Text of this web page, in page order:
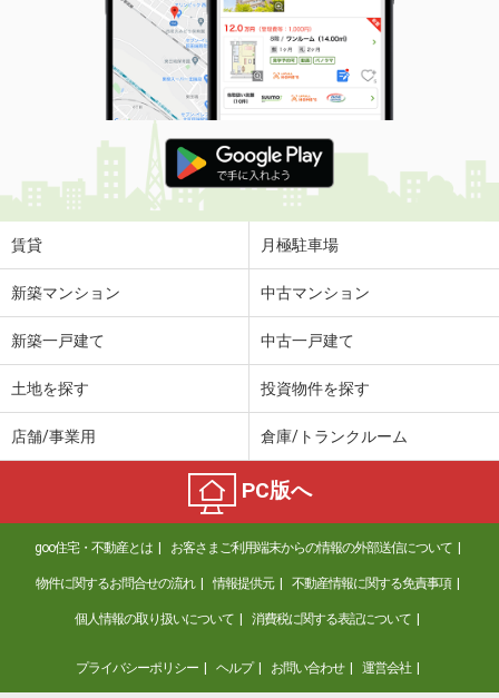
賃貸 月極駐車場
新築マンション 中古マンション
新築一戸建て 中古一戸建て
土地を探す 投資物件を探す
店舗/事業用 倉庫/トランクルーム
PC版へ
goo住宅・不動産とは お客さまご利用端末からの情報の外部送信について
物件に関するお問合せの流れ 情報提供元 不動産情報に関する免責事項
個人情報の取り扱いについて 消費税に関する表記について
プライバシーポリシー ヘルプ お問い合わせ 運営会社